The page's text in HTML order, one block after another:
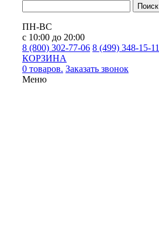
Поиск
ПН-ВС
с 10:00 до 20:00
8 (800) 302-77-06 8 (499) 348-15-11
КОРЗИНА
0 товаров. Заказать звонок
Меню